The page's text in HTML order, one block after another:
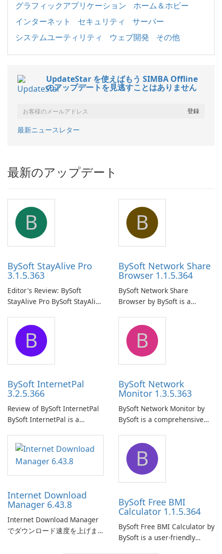
グラフィックアプリケーション
ホーム＆ホビー
インターネット
セキュリティ
サーバー
システムユーティリティ
ウェブ開発 その他
UpdateStar を使えばもう SIMBA Offline
のアップデートを見逃すことはありません
最新ニュースレター
最新のアップデート
B
BySoft StayAlive Pro
3.1.5.363
Editor's Review: BySoft
StayAlive Pro BySoft StayAlive
application designed to
ensure the continuous and
uninterrupted operation of
your computer system.
B
BySoft Network Share
Browser 1.1.5.364
BySoft Network Share
Browser by BySoft is a
application that allows users
to easily browse and manage
shared folders on their
network.
B
BySoft InternetPal
3.2.5.366
Review of BySoft InternetPal
BySoft InternetPal is a
application designed to
monitor your internet
connection and provide real-
time insights into its
B
BySoft Network
Monitor 1.3.5.363
BySoft Network Monitor by
BySoft is a comprehensive
designed to help businesses
effectively manage their
network infrastructure.
Internet Download
Manager 6.43.8
Internet Download Manager
でダウンロード速度を上げま
B
BySoft Free BMI
Calculator 1.1.5.364
BySoft Free BMI Calculator by
BySoft is a user-friendly